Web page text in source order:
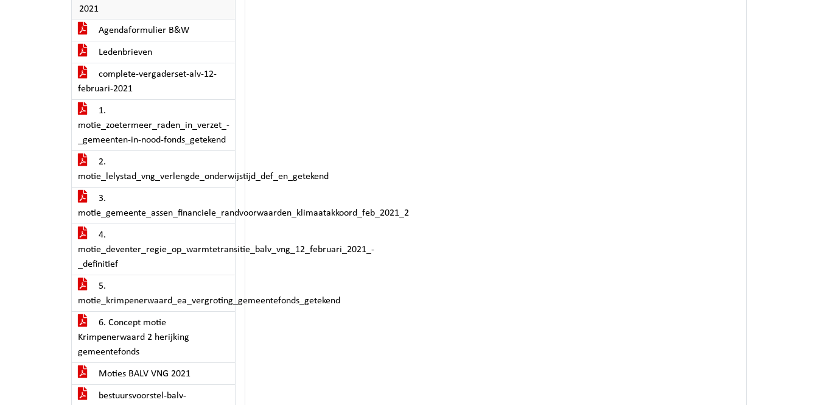
2021
Agendaformulier B&W
Ledenbrieven
complete-vergaderset-alv-12-
februari-2021
1.
motie_zoetermeer_raden_in_verzet_-
_gemeenten-in-nood-fonds_getekend
2.
motie_lelystad_vng_verlengde_onderwijstijd_def_en_getekend
3.
motie_gemeente_assen_financiele_randvoorwaarden_klimaatakkoord_feb_2021_2
4.
motie_deventer_regie_op_warmtetransitie_balv_vng_12_februari_2021_-
_definitief
5.
motie_krimpenerwaard_ea_vergroting_gemeentefonds_getekend
6. Concept motie
Krimpenerwaard 2 herijking
gemeentefonds
Moties BALV VNG 2021
bestuursvoorstel-balv-